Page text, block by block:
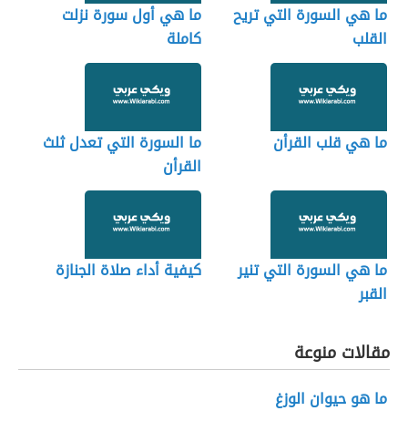
ما هي السورة التي تريح
القلب
ما هي أول سورة نزلت
كاملة
ما هي قلب القرأن
ما السورة التي تعدل ثلث
القرأن
ما هي السورة التي تنير
القبر
كيفية أداء صلاة الجنازة
مقالات منوعة
ما هو حيوان الوزغ